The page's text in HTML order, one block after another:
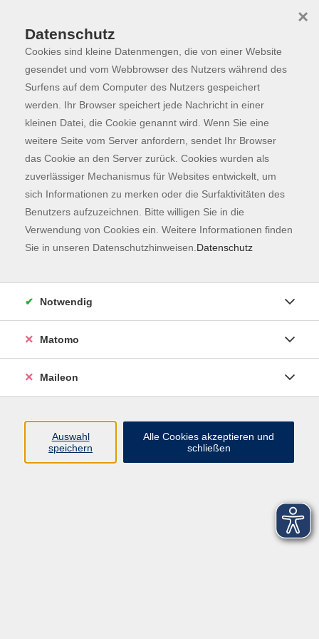
Skip to main content
Programm
Der Kurs konnte nicht gefunden werden.
Kontaktformular
Impressum
AGB
Datenschutzerklärung
Datenschutz
Cookies sind kleine Datenmengen, die von einer Website
gesendet und vom Webbrowser des Nutzers während des
Surfens auf dem Computer des Nutzers gespeichert
werden. Ihr Browser speichert jede Nachricht in einer
kleinen Datei, die Cookie genannt wird. Wenn Sie eine
weitere Seite vom Server anfordern, sendet Ihr Browser
das Cookie an den Server zurück. Cookies wurden als
zuverlässiger Mechanismus für Websites entwickelt, um
sich Informationen zu merken oder die Surfaktivitäten des
Benutzers aufzuzeichnen. Bitte willigen Sie in die
Verwendung von Cookies ein. Weitere Informationen finden
Sie in unseren Datenschutzhinweisen. Datenschutz
×
Notwendig
Matomo
Maileon
Auswahl
speichern
Alle Cookies akzeptieren und
schließen